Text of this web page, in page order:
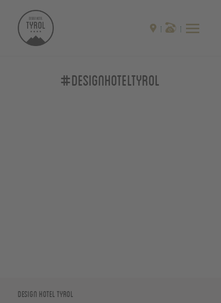
#designhoteltyrol
Design Hotel Tyrol